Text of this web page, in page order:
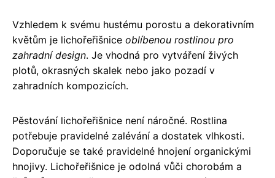
Vzhledem k svému hustému porostu a dekorativním
květům je lichořeřišnice oblíbenou rostlinou pro
zahradní design. Je vhodná pro vytváření živých
plotů, okrasných skalek nebo jako pozadí v
zahradních kompozicích.
Pěstování lichořeřišnice není náročné. Rostlina
potřebuje pravidelné zalévání a dostatek vlhkosti.
Doporučuje se také pravidelné hnojení organickými
hnojivy. Lichořeřišnice je odolná vůči chorobám a